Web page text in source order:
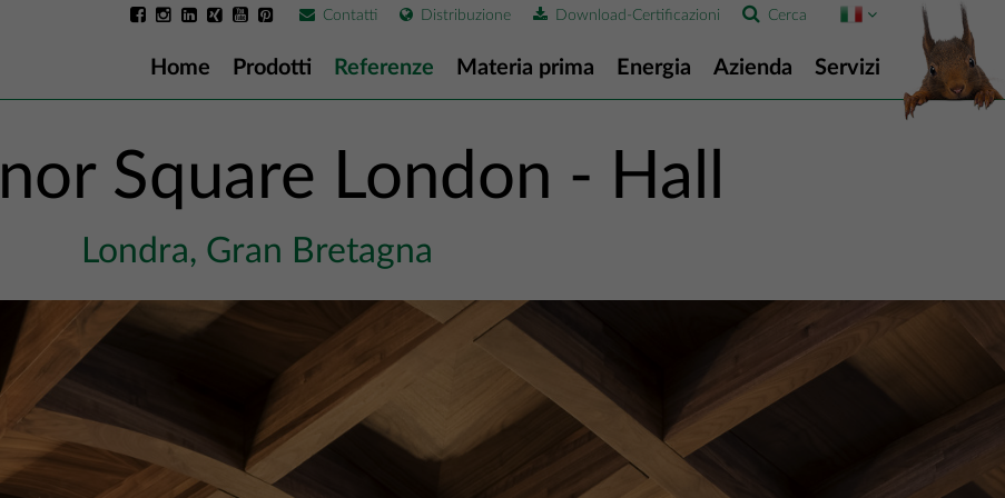
Home Prodotti Referenze Materia prima Energia Azienda Servizi
Cerca
Download-Certificazioni
Distribuzione
Contatti
Square London - Hall
Londra, Gran Bretagna